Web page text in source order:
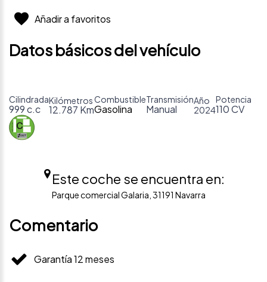
Añadir a favoritos
Datos básicos del vehículo
Cilindrada
999 c.c
Kilómetros
12.787 Km
Combustible
Gasolina
Transmisión
Manual
Año
2024
Potencia
110 CV
Este coche se encuentra en:
Parque comercial Galaria, 31191 Navarra
Comentario
Garantía 12 meses